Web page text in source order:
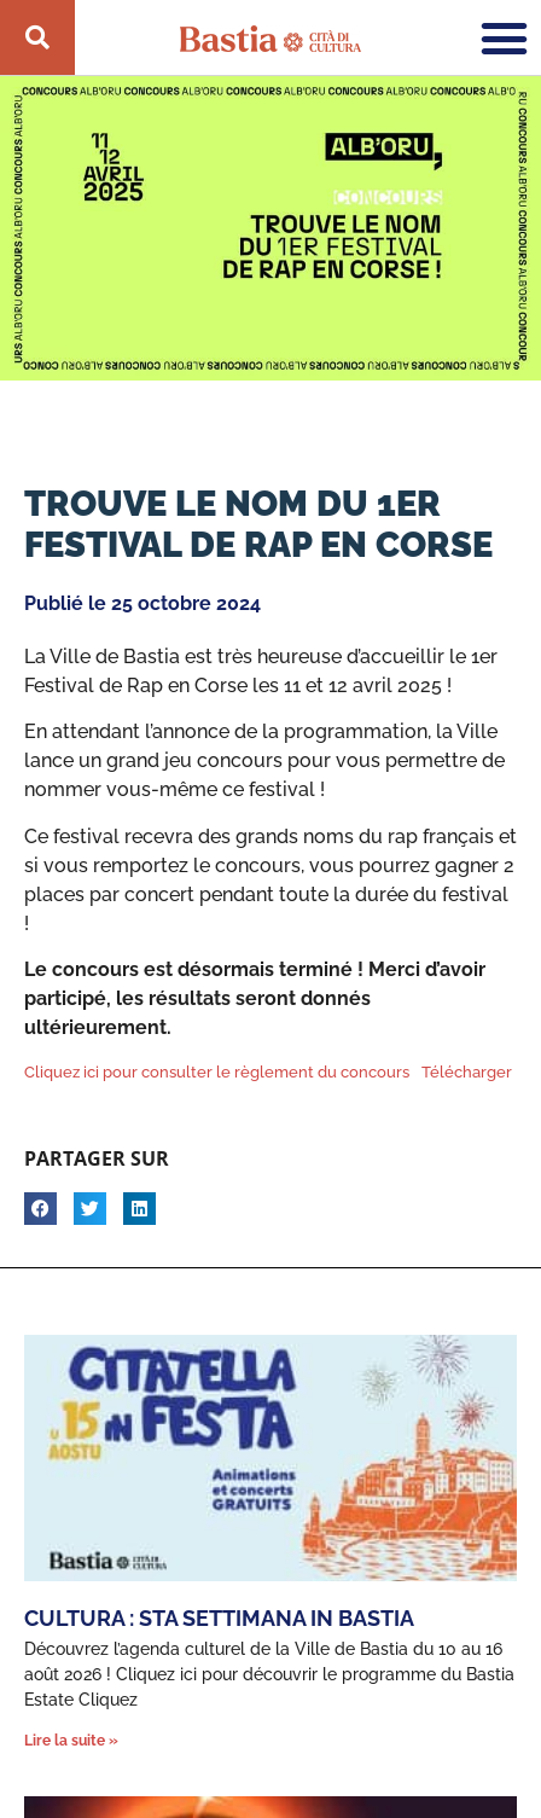
TROUVE LE NOM DU 1ER
FESTIVAL DE RAP EN CORSE
Publié le 25 octobre 2024
La Ville de Bastia est très heureuse d’accueillir le 1er
Festival de Rap en Corse les 11 et 12 avril 2025 !
En attendant l’annonce de la programmation, la Ville
lance un grand jeu concours pour vous permettre de
nommer vous-même ce festival !
Ce festival recevra des grands noms du rap français et
si vous remportez le concours, vous pourrez gagner 2
places par concert pendant toute la durée du festival
!
Le concours est désormais terminé ! Merci d’avoir
participé, les résultats seront donnés
ultérieurement.
Cliquez ici pour consulter le règlement du concours Télécharger
PARTAGER SUR
CULTURA : STA SETTIMANA IN BASTIA
Découvrez l’agenda culturel de la Ville de Bastia du 10 au 16
août 2026 ! Cliquez ici pour découvrir le programme du Bastia
Estate Cliquez
Lire la suite »